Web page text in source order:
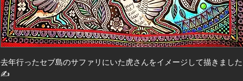
去年行ったセブ島のサファリにいた虎さんをイメージして描きました
✍️